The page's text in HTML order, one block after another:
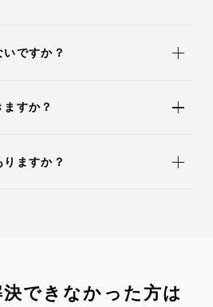
ですか？
すか？
ますか？
できなかった方は